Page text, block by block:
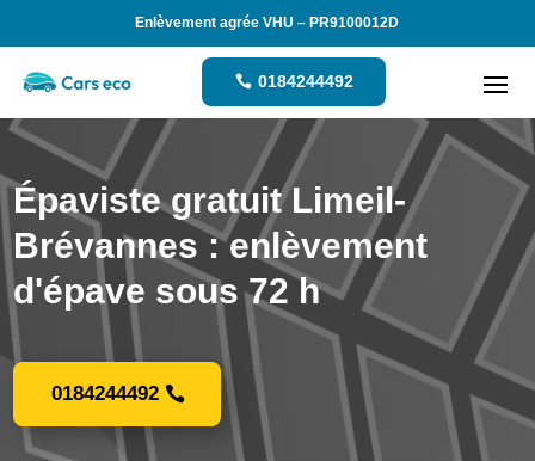
Enlèvement agrée VHU – PR9100012D
0184244492
Épaviste gratuit Limeil-
Brévannes : enlèvement
d'épave sous 72 h
0184244492